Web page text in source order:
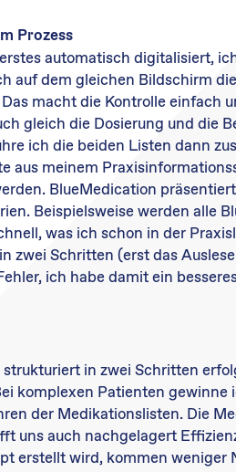
Prozess
automatisch digitalisiert,
auf dem gleichen Bildschirm
macht die Kontrolle einfach
gleich die Dosierung und die
ich die beiden Listen dann
aus meinem
BlueMedication
Beispielsweise werden alle
was ich schon in der
zwei Schritten (erst das
ich habe damit ein
in zwei Schritten
komplexen Patienten gewinne
der Medikationslisten. Die
uns auch nachgelagert
erstellt wird, kommen weniger